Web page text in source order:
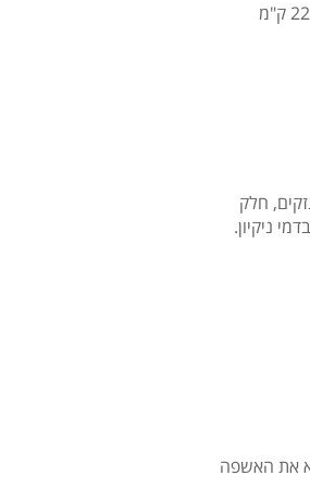
אתר הסקי les doux alpes הנחשב לאחד הטובים בעולם על שלל 225 ק"מ
חלק
ניקיון.
את האשפה